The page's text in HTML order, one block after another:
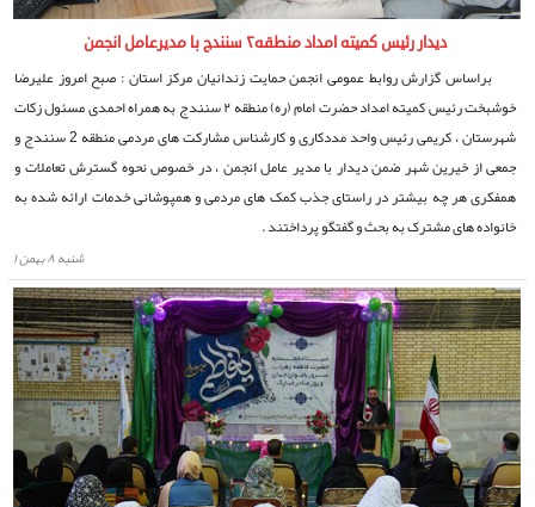
دیدار رئیس کمیته امداد منطقه۲ سنندج با مدیرعامل انجمن
براساس گزارش روابط عمومی انجمن حمایت زندانیان مرکز استان : صبح امروز علیرضا
خوشبخت رئیس کمیته امداد حضرت امام (ره) منطقه ۲ سنندج به همراه احمدی مسئول زکات
شهرستان ، کریمی رئیس واحد مددکاری و کارشناس مشارکت های مردمی منطقه 2 سنندج و
جمعی از خیرین شهر ضمن دیدار با مدیر عامل انجمن ، در خصوص نحوه گسترش تعاملات و
همفکری هر چه بیشتر در راستای جذب کمک های مردمی و همپوشانی خدمات ارائه شده به
خانواده های مشترک به بحث و گفتگو پرداختند .
شنبه ۸ بهمن ۱